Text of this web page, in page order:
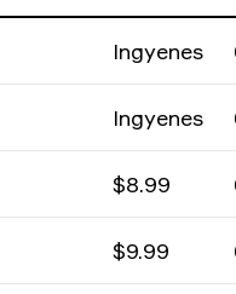
Ingyenes
Ingyenes
$8.99
$9.99